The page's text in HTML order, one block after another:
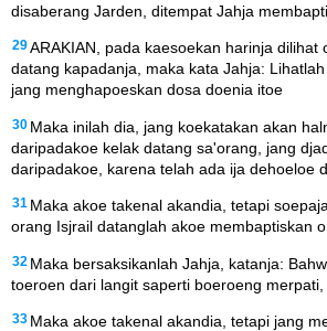
disaberang Jarden, ditempat Jahja
29ARAKIAN, pada kaesoekan harinja dilihat
datang kapadanja, maka kata Jahja:
jang menghapoeskan dosa doenia itoe
30 Maka inilah dia, jang koekatakan akan
daripadakoe kelak datang sa'orang, jang
daripadakoe, karena telah ada ija dehoeloe
31 Maka akoe takenal akandia, tetapi
orang Isjrail datanglah akoe membaptiskan
32 Maka bersaksikanlah Jahja, katanja:
toeroen dari langit saperti boeroeng merpati,
33 Maka akoe takenal akandia, tetapi jang